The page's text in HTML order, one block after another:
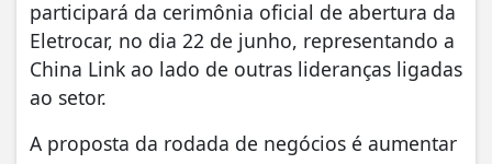
participará da cerimônia oficial de abertura da
Eletrocar, no dia 22 de junho, representando a
China Link ao lado de outras lideranças ligadas
ao setor.
A proposta da rodada de negócios é aumentar